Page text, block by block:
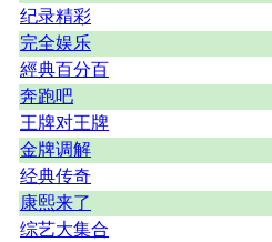
纪录精彩
完全娱乐
經典百分百
奔跑吧
王牌对王牌
金牌调解
经典传奇
康熙来了
综艺大集合